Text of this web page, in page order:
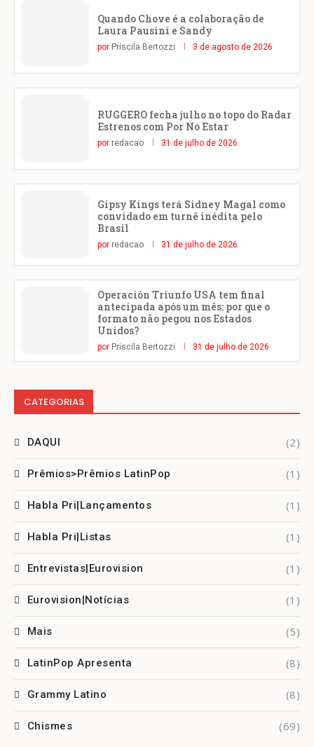
Quando Chove é a colaboração de
Laura Pausini e Sandy
por Priscila Bertozzi 3 de agosto de 2026
RUGGERO fecha julho no topo do Radar
Estrenos com Por No Estar
por redacao 31 de julho de 2026
Gipsy Kings terá Sidney Magal como
convidado em turnê inédita pelo
Brasil
por redacao 31 de julho de 2026
Operación Triunfo USA tem final
antecipada após um mês: por que o
formato não pegou nos Estados
Unidos?
por Priscila Bertozzi 31 de julho de 2026
CATEGORIAS
DAQUI (2)
Prêmios>Prêmios LatinPop (1)
Habla Pri|Lançamentos (1)
Habla Pri|Listas (1)
Entrevistas|Eurovision (1)
Eurovision|Notícias (1)
Mais (5)
LatinPop Apresenta (8)
Grammy Latino (8)
Chismes (69)